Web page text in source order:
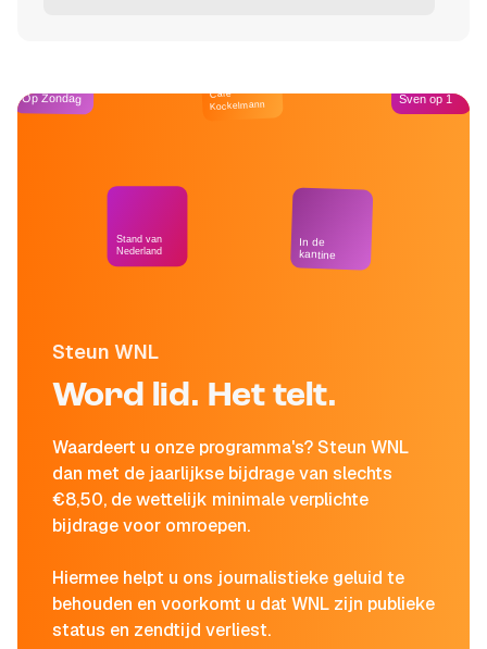
Steun WNL
Word lid. Het telt.
Waardeert u onze programma's? Steun WNL
dan met de jaarlijkse bijdrage van slechts
€8,50, de wettelijk minimale verplichte
bijdrage voor omroepen.
Hiermee helpt u ons journalistieke geluid te
behouden en voorkomt u dat WNL zijn publieke
status en zendtijd verliest.
Op Zondag
Stand van
Nederland
Café
Kockelmann
In de
kantine
Sven op 1